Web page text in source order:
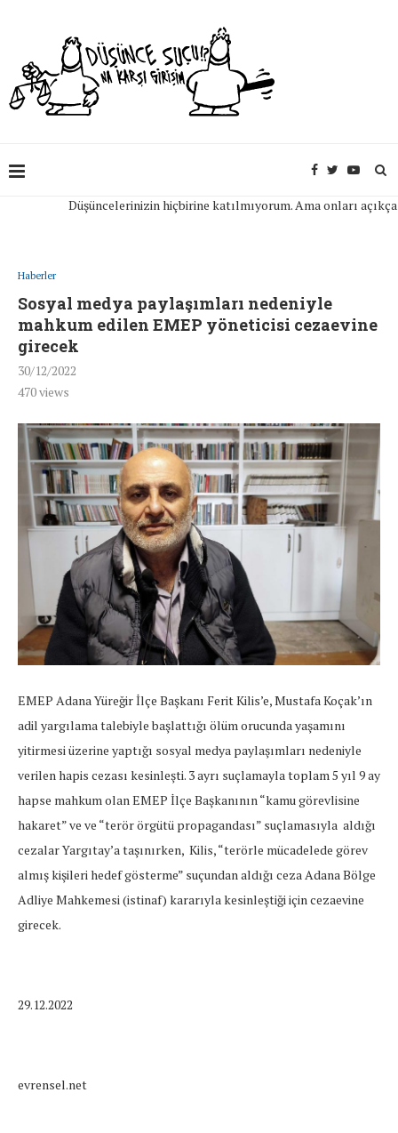
Düşüncelerinizin hiçbirine katılmıyorum. Ama onları açıkça
Haberler
Sosyal medya paylaşımları nedeniyle
mahkum edilen EMEP yöneticisi cezaevine
girecek
30/12/2022
470views
EMEP Adana Yüreğir İlçe Başkanı Ferit Kilis’e, Mustafa Koçak’ın
adil yargılama talebiyle başlattığı ölüm orucunda yaşamını
yitirmesi üzerine yaptığı sosyal medya paylaşımları nedeniyle
verilen hapis cezası kesinleşti. 3 ayrı suçlamayla toplam 5 yıl 9 ay
hapse mahkum olan EMEP İlçe Başkanının “kamu görevlisine
hakaret” ve ve “terör örgütü propagandası” suçlamasıyla aldığı
cezalar Yargıtay’a taşınırken, Kilis, “terörle mücadelede görev
almış kişileri hedef gösterme” suçundan aldığı ceza Adana Bölge
Adliye Mahkemesi (istinaf) kararıyla kesinleştiği için cezaevine
girecek.
29.12.2022
evrensel.net